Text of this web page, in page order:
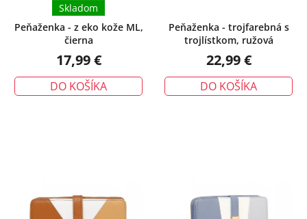
Peňaženka - z eko kože ML,
čierna
Skladom
17,99 €
DO KOŠÍKA
Peňaženka - trojfarebná s
trojlístkom, ružová
22,99 €
DO KOŠÍKA